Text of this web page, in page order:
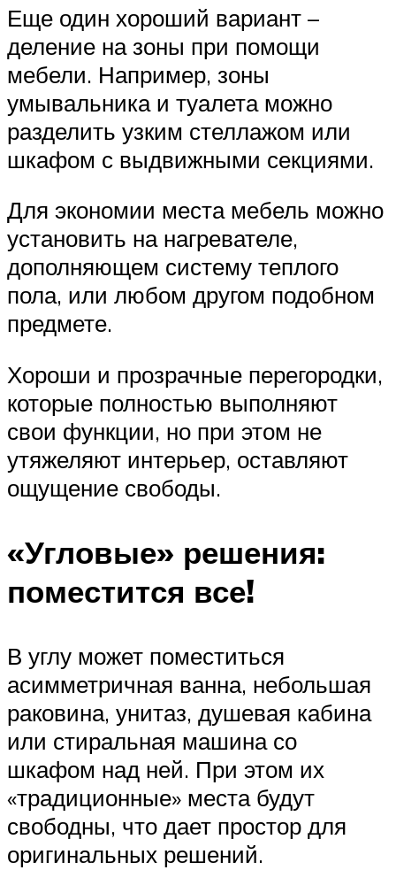
Еще один хороший вариант –
деление на зоны при помощи
мебели. Например, зоны
умывальника и туалета можно
разделить узким стеллажом или
шкафом с выдвижными секциями.
Для экономии места мебель можно
установить на нагревателе,
дополняющем систему теплого
пола, или любом другом подобном
предмете.
Хороши и прозрачные перегородки,
которые полностью выполняют
свои функции, но при этом не
утяжеляют интерьер, оставляют
ощущение свободы.
«Угловые» решения:
поместится все!
В углу может поместиться
асимметричная ванна, небольшая
раковина, унитаз, душевая кабина
или стиральная машина со
шкафом над ней. При этом их
«традиционные» места будут
свободны, что дает простор для
оригинальных решений.